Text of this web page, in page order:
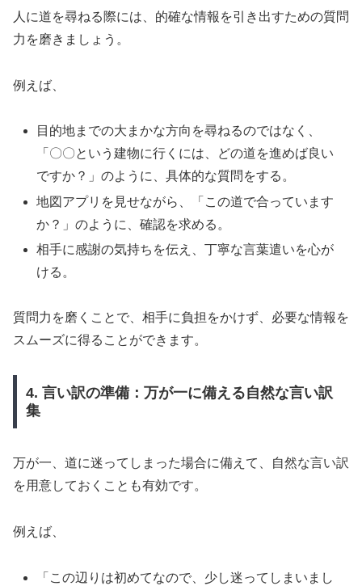
人に道を尋ねる際には、的確な情報を引き出すための質問
力を磨きましょう。
例えば、
目的地までの大まかな方向を尋ねるのではなく、
「〇〇という建物に行くには、どの道を進めば良い
ですか？」のように、具体的な質問をする。
地図アプリを見せながら、「この道で合っています
か？」のように、確認を求める。
相手に感謝の気持ちを伝え、丁寧な言葉遣いを心が
ける。
質問力を磨くことで、相手に負担をかけず、必要な情報を
スムーズに得ることができます。
4. 言い訳の準備：万が一に備える自然な言い訳
集
万が一、道に迷ってしまった場合に備えて、自然な言い訳
を用意しておくことも有効です。
例えば、
「この辺りは初めてなので、少し迷ってしまいまし